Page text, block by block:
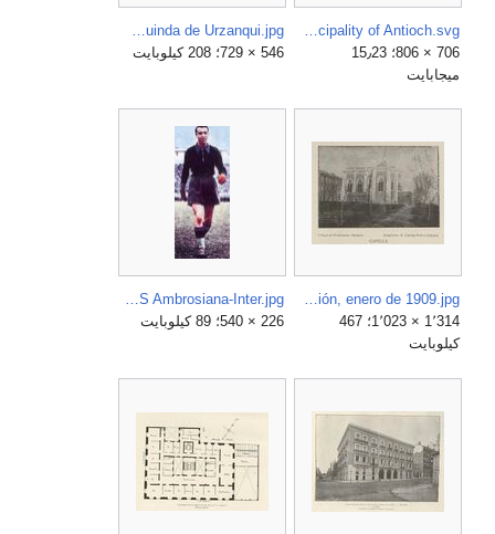
Attributed Coat of Arms of the Principality of Antioch.svg
706 × 806؛ 15٫23
ميجابايت
Azorín con su esposa, de Campúa, La Esfera, 25-04-1914 (cropped) Julia Guinda de Urzanqui.jpg
546 × 729؛ 208 كيلوبايت
Capilla. Colegio de Villafranca, Badajoz, de Enrique Fort y Guyenet, Arquitectura y Construcción, enero de 1909.jpg
1٬314 × 1٬023؛ 467
كيلوبايت
Carlo Ceresoli - 1930s - AS Ambrosiana-Inter.jpg
226 × 540؛ 89 كيلوبايت